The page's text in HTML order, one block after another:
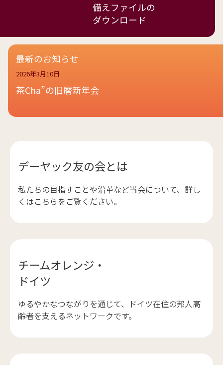
備えファイルの
ダウンロード
最新のお知らせ
2026年3月10日
茶Cha”の旧暦新年会
デーヤック友の会とは
私たちの目指すことや沿革など当会について、詳し
くはこちらをご覧ください。
チームオレンジ・
ドイツ
ゆるやかなつながりを通じて、ドイツ在住の邦人高
齢者を支えるネットワークです。